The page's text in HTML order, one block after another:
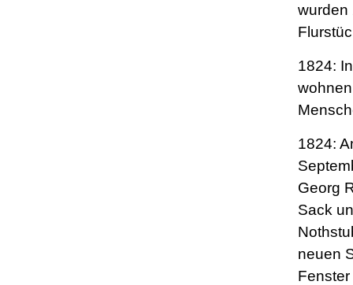
wurden
1824:
1824:
Georg
Sack
neuen